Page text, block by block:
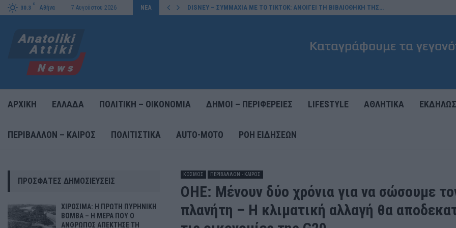
30.3
C
Αθήνα 7 Αυγούστου 2026 ΝΕΑ DISNEY – ΣΥΜΜΑΧΙΑ ΜΕ ΤΟ TIKTOK: ΑΝΟΙΓΕΙ ΤΗ ΒΙΒΛΙΟΘΗΚΗ ΤΗΣ…
ΑΡΧΙΚΗ ΕΛΛΑΔΑ ΠΟΛΙΤΙΚΗ – ΟΙΚΟΝΟΜΙΑ ΔΗΜΟΙ – ΠΕΡΙΦΕΡΕΙΕΣ LIFESTYLE ΑΘΛΗΤΙΚΑ
ΠΕΡΙΒΑΛΛΟΝ – ΚΑΙΡΟΣ ΠΟΛΙΤΙΣΤΙΚΑ AUTO-MOTO ΡΟΉ ΕΙΔΉΣΕΩΝ
ΚΟΣΜΟΣ ΠΕΡΙΒΑΛΛΟΝ - ΚΑΙΡΟΣ
ΟΗΕ: Μένουν δύο χρόνια για να σώσουμε
πλανήτη – Η κλιματική αλλαγή θα
ΠΡΌΣΦΑΤΕΣ ΔΗΜΟΣΙΕΎΣΕΙΣ
ΧΙΡΟΣΙΜΑ: Η ΠΡΩΤΗ ΠΥΡΗΝΙΚΗ
ΒΟΜΒΑ – Η ΜΕΡΑ ΠΟΥ Ο
ΑΝΘΡΩΠΟΣ ΑΠΕΚΤΗΣΕ ΤΗ